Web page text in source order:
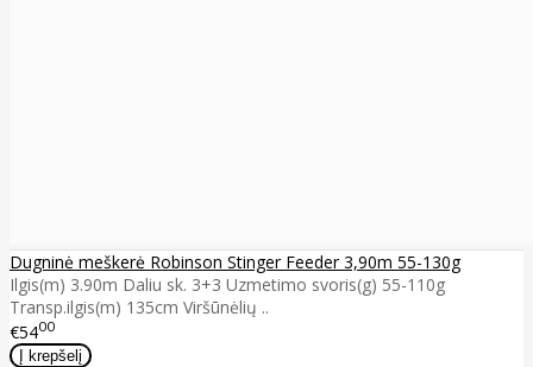
Dugninė meškerė Robinson Stinger Feeder 3,90m 55-130g
Ilgis(m) 3.90m Daliu sk. 3+3 Uzmetimo svoris(g) 55-110g
Transp.ilgis(m) 135cm Viršūnėlių ..
€5400